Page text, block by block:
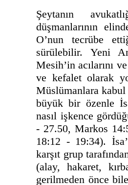
Şeytanın
düşmanlarının
O’nun tecrübe
sürülebilir. Yeni
Mesih’in acılarını
ve kefalet olarak
Müslümanlara
büyük bir özenle
nasıl işkence
- 27.50, Markos
18:12 - 19:34).
karşıt grup
(alay, hakaret,
gerilmeden önce